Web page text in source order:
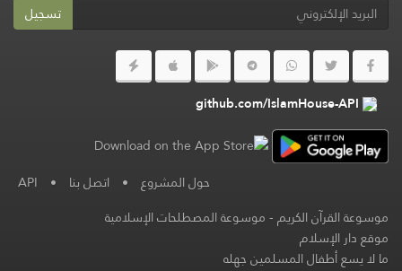
تسجيل
github.com/IslamHouse-API
حول المشروع • اتصل بنا •
API
موسوعة القرآن الكريم-موسوعة المصطلحات الإسلامية
موقع دار الإسلام
ما لا يسع أطفال المسلمين جهله